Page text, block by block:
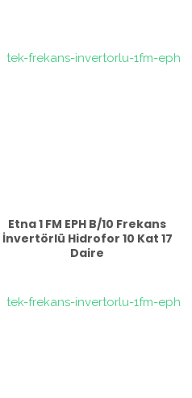
Etna 1 FM EPH B/10 Frekans
İnvertörlü Hidrofor 10 Kat 17
Daire